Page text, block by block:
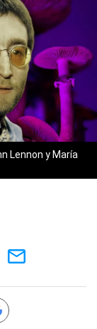
Lennon y María